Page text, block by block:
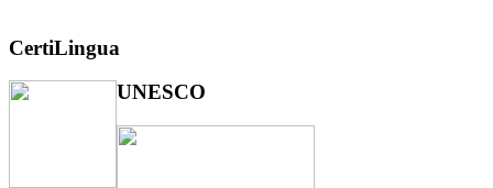
CertiLingua
UNESCO